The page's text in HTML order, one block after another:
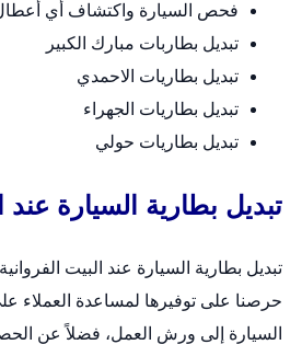
فحص السيارة واكتشاف أي
تبديل بطاربات مبارك الكبير
تبديل بطاريات الاحمدي
تبديل بطاريات الجهراء
تبديل بطاريات حولي
تبديل بطارية السيارة عند
تبديل بطارية السيارة عند البيت
حرصنا على توفيرها لمساعدة العملاء
السيارة إلى ورش العمل، فضلاً عن